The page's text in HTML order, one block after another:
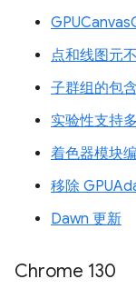
点和线图元
子群组的包
实验性支持
着色器模块
移除
Dawn 更新
Chrome 130